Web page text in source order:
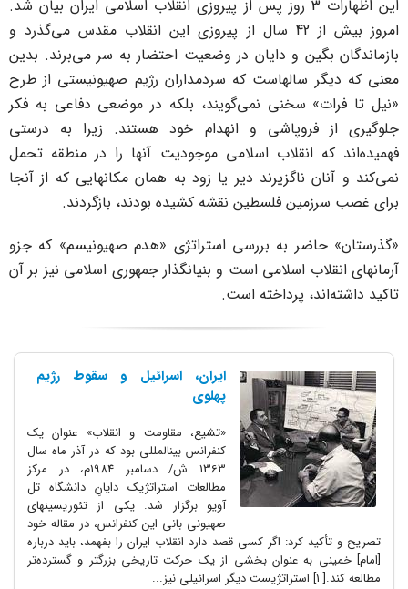
این اظهارات 3 روز پس از پیروزی انقلاب اسلامی ایران بیان شد.
امروز بیش از 42 سال از پیروزی این انقلاب مقدس می‌گذرد و
بگین و دایان در وضعیت احتضار به سر می‌برند. بدین
که دیگر سالهاست که سردمداران رژیم صهیونیستی از طرح
تا فرات» سخنی نمی‌گویند، بلکه در موضعی دفاعی به فکر
از فروپاشی و انهدام خود هستند. زیرا به درستی
که انقلاب اسلامی موجودیت آنها را در منطقه تحمل
و آنان ناگزیرند دیر یا زود به همان مکانهایی که از آنجا
غصب سرزمین فلسطین نقشه کشیده بودند، بازگردند.
حاضر به بررسی استراتژی «هدم صهیونیسم» که جزو
انقلاب اسلامی است و بنیانگذار جمهوری اسلامی نیز بر آن
داشته‌اند، پرداخته است.
ایران، اسرائیل و سقوط رژیم
پهلوی
«تشیع، مقاومت و انقلاب» عنوان یک
کنفرانس بین‎المللی بود که در آذر ماه سال
1363 ش/ دسامبر 1984م، در مرکز
مطالعات استراتژیک دایانِ دانشگاه تل
آویو برگزار شد. یکی از تئوریسینهای
صهیونی بانی این کنفرانس، در مقاله خود
تصریح و تأکید کرد: اگر کسی قصد دارد انقلاب ایران را بفهمد، باید درباره
[امام] خمینی به عنوان بخشی از یک حرکت تاریخی بزرگتر و گسترده‌تر
مطالعه کند.[ 1] استراتژیست دیگر اسرائیلی نیز...